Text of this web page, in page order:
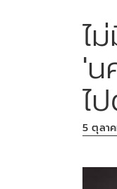
ไ
'น
ไ
5 ตุลา